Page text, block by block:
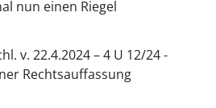
nun einen Riegel
v. 22.4.2024 – 4 U 12/24 -
Rechtsauffassung